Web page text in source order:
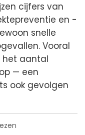
cijfers van
en -
snelle
Vooral
het aantal
— een
ook gevolgen